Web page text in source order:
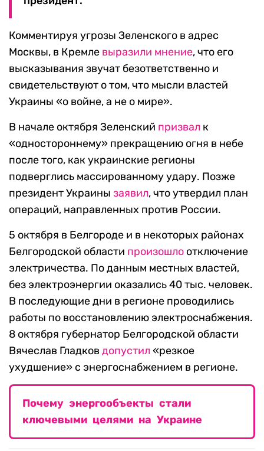
Комментируя угрозы Зеленского в адрес
Москвы, в Кремле выразили мнение, что его
высказывания звучат безответственно и
свидетельствуют о том, что мысли властей
Украины «о войне, а не о мире».
В начале октября Зеленский призвал к
«одностороннему» прекращению огня в небе
после того, как украинские регионы
подверглись массированному удару. Позже
президент Украины заявил, что утвердил план
операций, направленных против России.
5 октября в Белгороде и в некоторых районах
Белгородской области произошло отключение
электричества. По данным местных властей,
без электроэнергии оказались 40 тыс. человек.
В последующие дни в регионе проводились
работы по восстановлению электроснабжения.
8 октября губернатор Белгородской области
Вячеслав Гладков допустил «резкое
ухудшение» с энергоснабжением в регионе.
Почему энергообъекты стали
ключевыми целями на Украине